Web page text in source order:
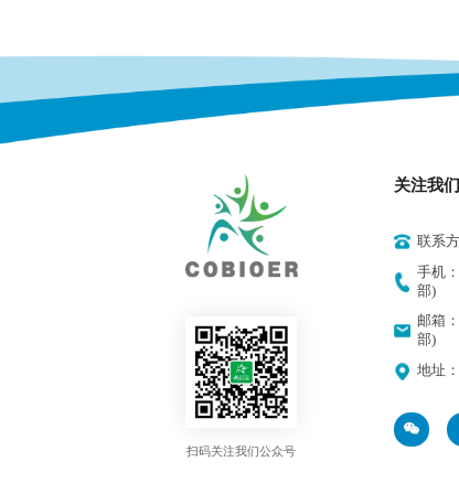
扫码关注我们公众号
关注我们
联系
手机
部)
邮箱
部)
地址